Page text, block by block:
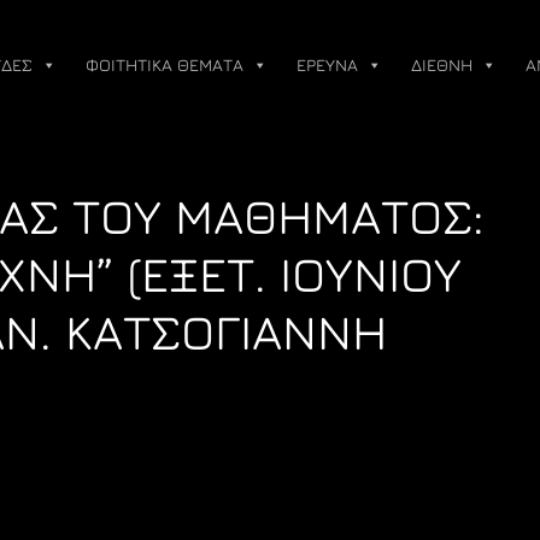
ΦΟΙΤΗΤΙΚΑ ΘΕΜΑΤΑ ΕΡΕΥΝΑ ΔΙΕΘΝΗ
ΤΟΥ ΜΑΘΗΜΑΤΟΣ:
(ΕΞΕΤ. ΙΟΥΝΙΟΥ
ΚΑΤΣΟΓΙΑΝΝΗ